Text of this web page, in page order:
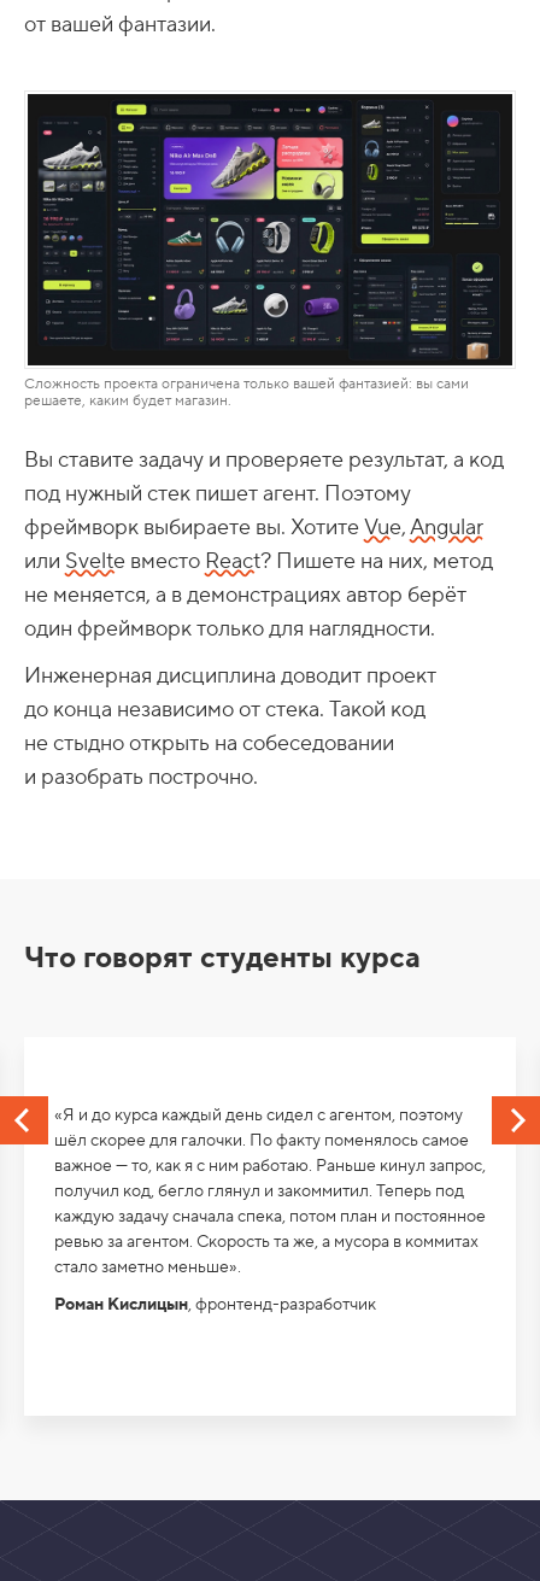
от вашей фантазии.
Сложность проекта ограничена только вашей фантазией: вы сами
решаете, каким будет магазин.
Вы ставите задачу и проверяете результат, а код
под нужный стек пишет агент. Поэтому
фреймворк выбираете вы. ХотитеVue,Angular
или Svelte вместо React? Пишете на них, метод
не меняется, а в демонстрациях автор берёт
один фреймворк только для наглядности.
Инженерная дисциплина доводит проект
до конца независимо от стека. Такой код
не стыдно открыть на собеседовании
и разобрать построчно.
Что говорят студенты курса
«Я и до курса каждый день сидел с агентом, поэтому
шёл скорее для галочки. По факту поменялось самое
важное — то, как я с ним работаю. Раньше кинул запрос,
получил код, бегло глянул и закоммитил. Теперь под
каждую задачу сначала спека, потом план и постоянное
ревью за агентом. Скорость та же, а мусора в коммитах
стало заметно меньше».
Роман Кислицын, фронтенд-разработчик